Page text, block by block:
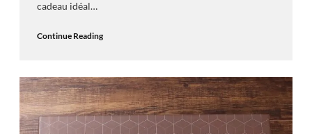
cadeau idéal…
Continue Reading